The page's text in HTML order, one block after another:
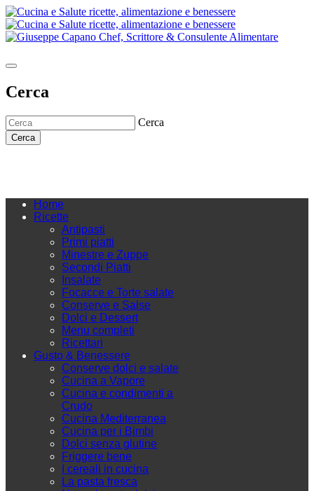
Cerca
Cerca
Cerca
Home
Ricette
Antipasti
Primi piatti
Minestre e Zuppe
Secondi Piatti
Insalate
Focacce e Torte salate
Conserve e Salse
Dolci e Dessert
Menu completi
Ricettari
Gusto & Benessere
Conserve dolci e salate
Cucina a Vapore
Cucina e condimenti a
Crudo
Cucina Mediterranea
Cucina per i Bimbi
Dolci senza glutine
Friggere bene
I cereali in cucina
La pasta fresca